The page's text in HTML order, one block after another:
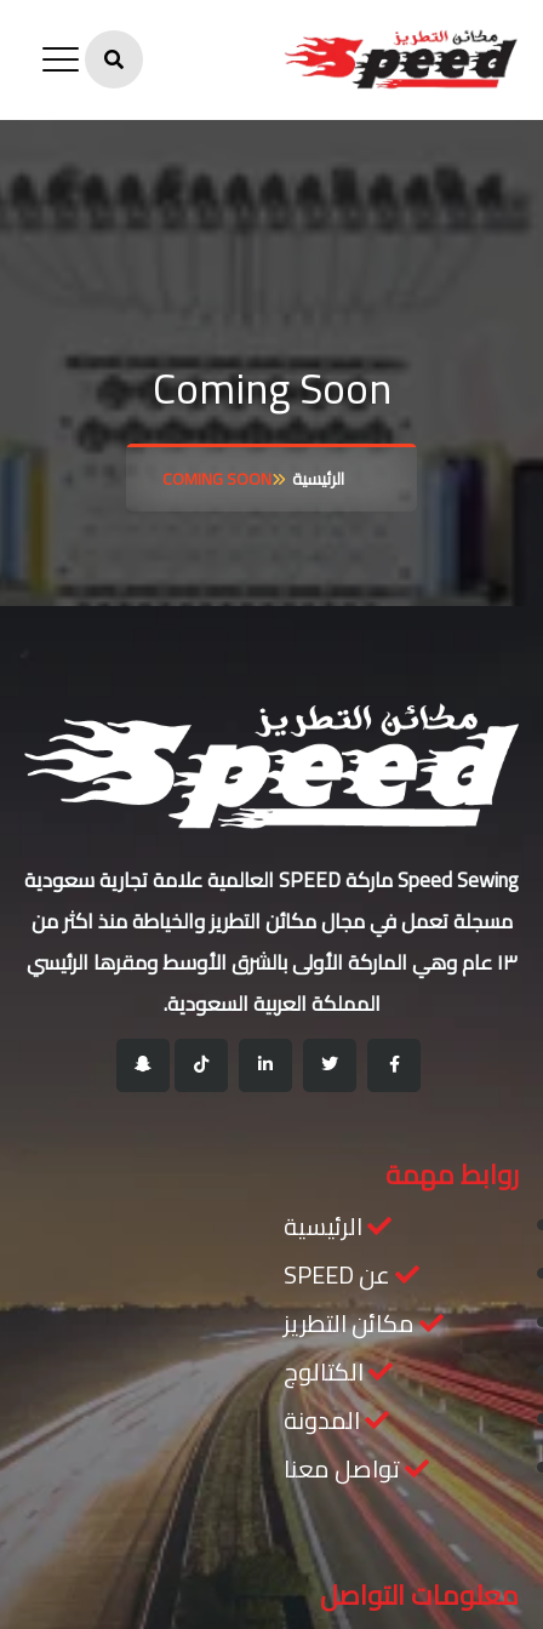
Coming Soon
الرئيسية COMING SOON
Speed Sewing ماركة SPEED العالمية علامة تجارية سعودية
مسجلة تعمل في مجال مكائن التطريز والخياطة منذ اكثر من
١٣ عام وهي الماركة الأولى بالشرق الأوسط ومقرها الرئيسي
المملكة العربية السعودية.
روابط مهمة
الرئيسية
عن SPEED
مكائن التطريز
الكتالوج
المدونة
تواصل معنا
معلومات التواصل